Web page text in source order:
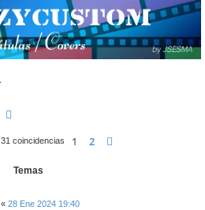
c
Buscar
coincidencias 1 2
Temas
« 28 Ene 2024 19:40